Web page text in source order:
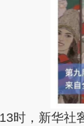
时，新华社